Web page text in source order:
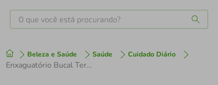
O que você está procurando?
Beleza e Saúde Saúde Cuidado Diário
Enxaguatório Bucal Terapêutico Clinexidin Panvel Sem Álcool 300ml
1º tenis